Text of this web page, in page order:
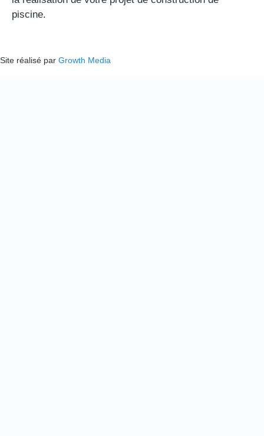
piscine.
Site réalisé par Growth Media